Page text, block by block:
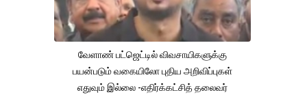
வேளாண் பட்ஜெட்டில் விவசாயிகளுக்கு
பயன்படும் வகையிலோ புதிய அறிவிப்புகள்
எதுவும் இல்லை -எதிர்க்கட்சித் தலைவர்